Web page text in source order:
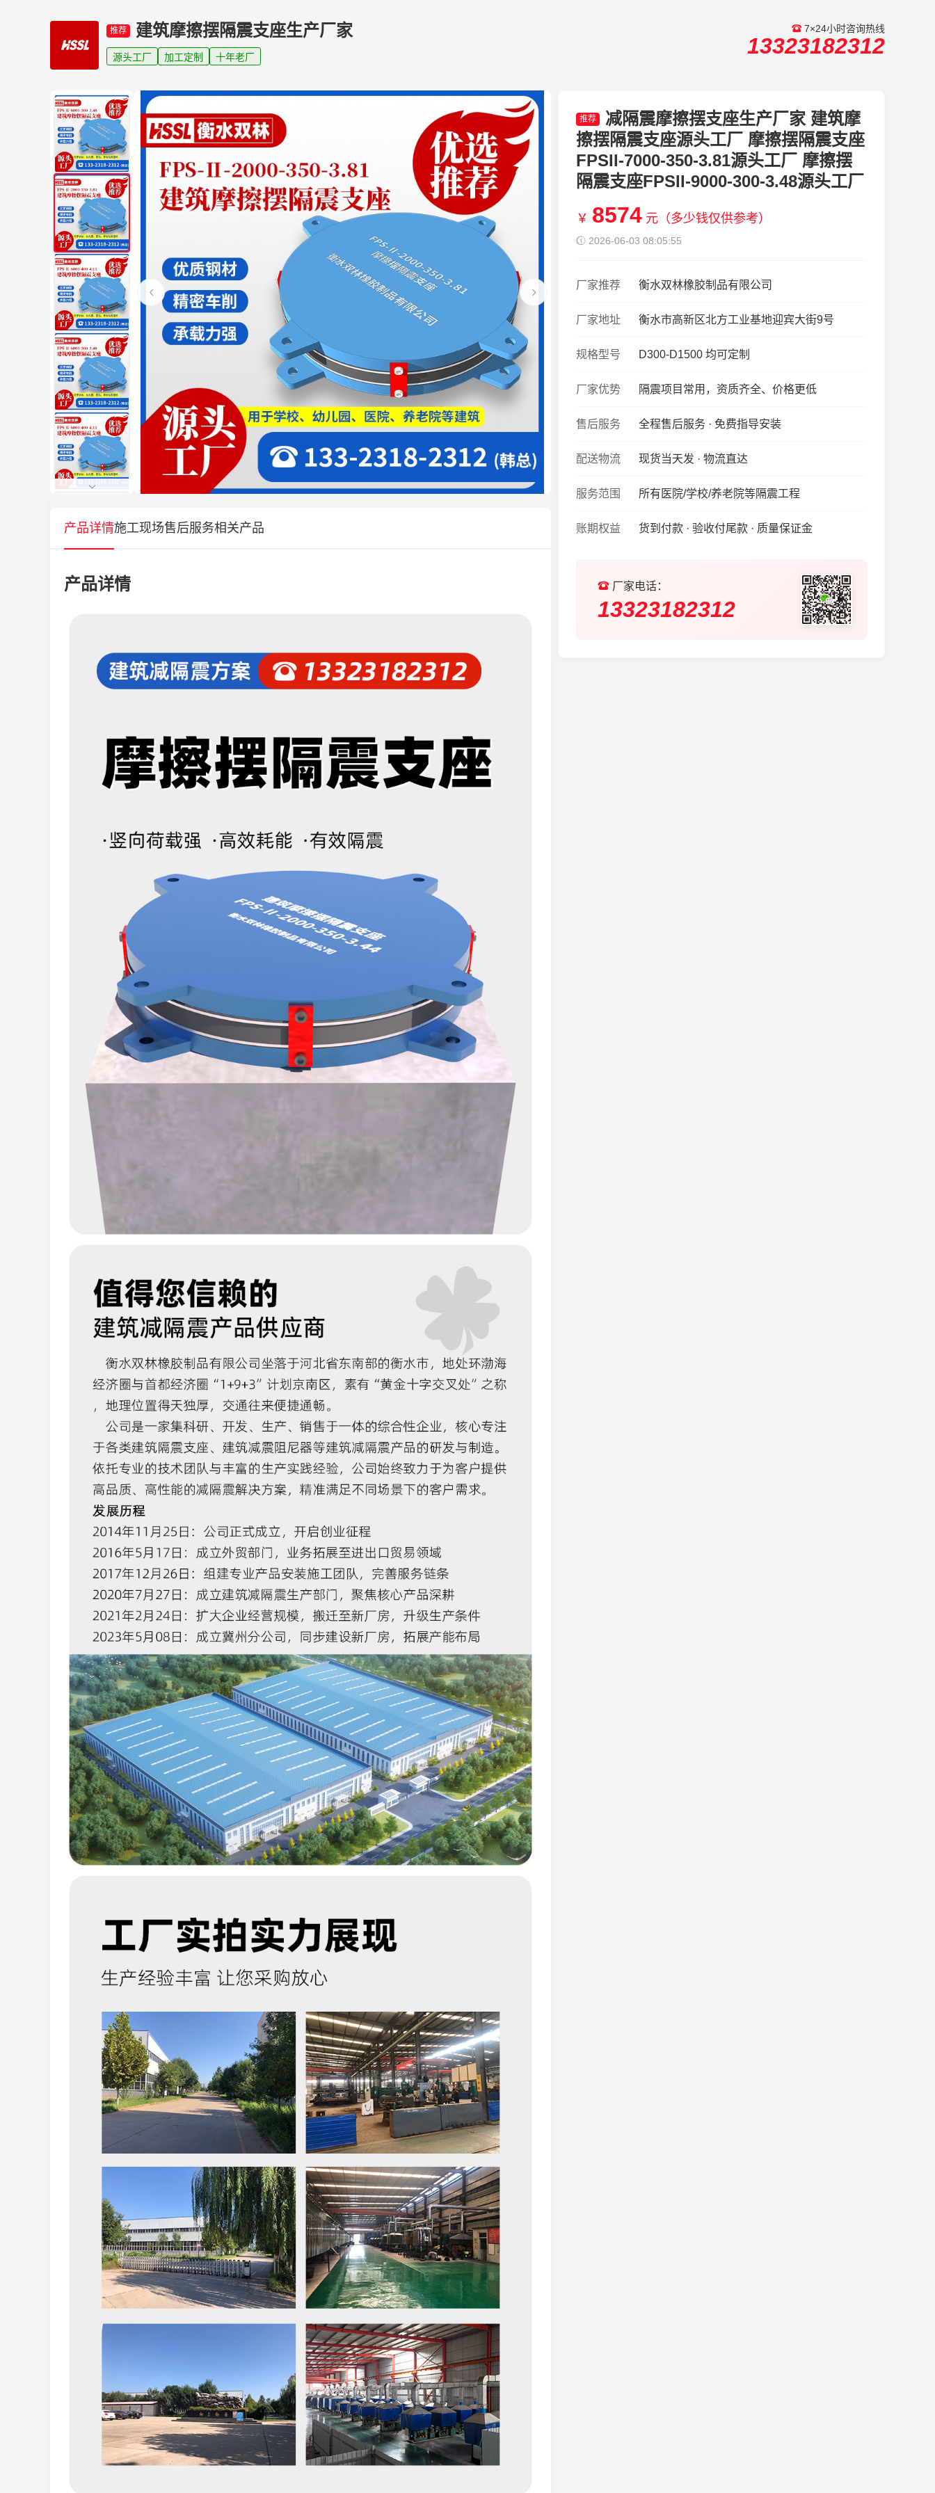
推荐 建筑摩擦摆隔震支座生产厂家
源头工厂 加工定制 十年老厂
7×24小时咨询热线
13323182312
推荐
减隔震摩擦摆支座生产厂家 建筑摩
擦摆隔震支座源头工厂 摩擦摆隔震支座
FPSII-7000-350-3.81源头工厂 摩擦摆
隔震支座FPSII-9000-300-3.48源头工厂
￥ 8574 元（多少钱仅供参考）
2026-06-03 08:05:55
厂家推荐 衡水双林橡胶制品有限公司
厂家地址 衡水市高新区北方工业基地迎宾大街9号
规格型号 D300-D1500 均可定制
厂家优势 隔震项目常用，资质齐全、价格更低
售后服务 全程售后服务 · 免费指导安装
配送物流 现货当天发 · 物流直达
服务范围 所有医院/学校/养老院等隔震工程
账期权益 货到付款 · 验收付尾款 · 质量保证金
厂家电话：
13323182312
产品详情施工现场售后服务相关产品
产品详情